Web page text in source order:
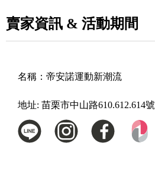
賣家資訊 & 活動期間
名稱： 帝安諾運動新潮流
地址: 苗栗市中山路610.612.614號